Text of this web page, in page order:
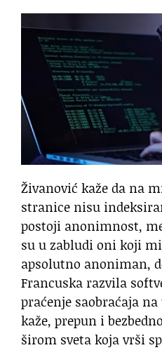
Živanović kaže da na
stranice nisu
postoji anonimnost,
su u zabludi oni koji
apsolutno anoniman,
Francuska razvila
praćenje saobraćaja
kaže, prepun i
širom sveta koja vrši